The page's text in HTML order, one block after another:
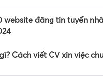
website đăng tin tuyển
Cách viết CV xin việc